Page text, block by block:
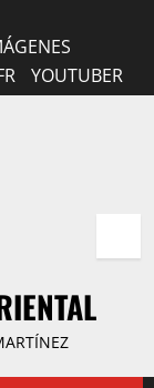
YOUTUBER